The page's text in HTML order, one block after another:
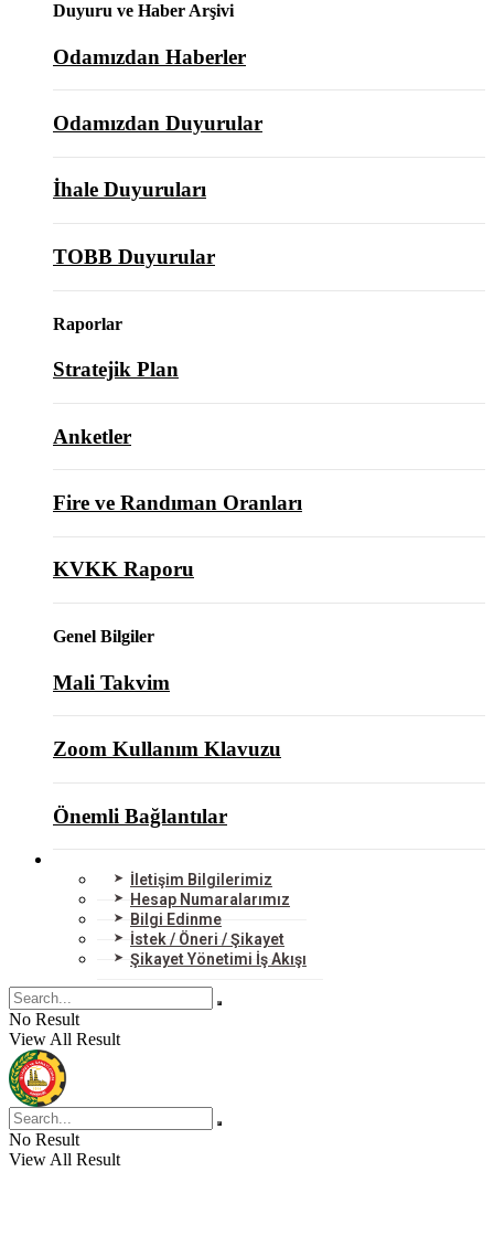
Duyuru ve Haber Arşivi
Odamızdan Haberler
Odamızdan Duyurular
İhale Duyuruları
TOBB Duyurular
Raporlar
Stratejik Plan
Anketler
Fire ve Randıman Oranları
KVKK Raporu
Genel Bilgiler
Mali Takvim
Zoom Kullanım Klavuzu
Önemli Bağlantılar
İletişim Bilgilerimiz
Hesap Numaralarımız
Bilgi Edinme
İstek / Öneri / Şikayet
Şikayet Yönetimi İş Akışı
No Result
View All Result
No Result
View All Result